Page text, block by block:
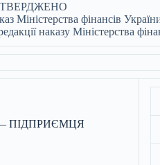
Міністерства фінансів
наказу Міністерства
ПІДПРИЄМЦЯ